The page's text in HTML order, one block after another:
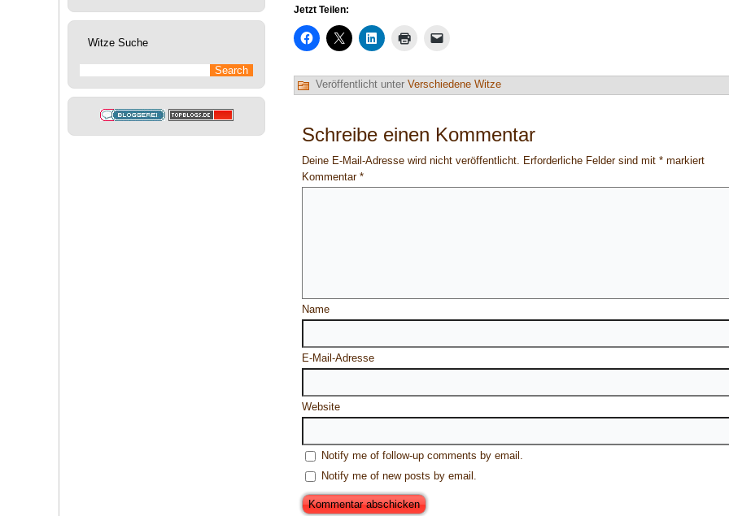
Witze Suche
Jetzt Teilen:
Veröffentlicht unter Verschiedene Witze
Schreibe einen Kommentar
Deine E-Mail-Adresse wird nicht veröffentlicht. Erforderliche Felder sind mit * markiert
Kommentar *
Name
E-Mail-Adresse
Website
Notify me of follow-up comments by email.
Notify me of new posts by email.